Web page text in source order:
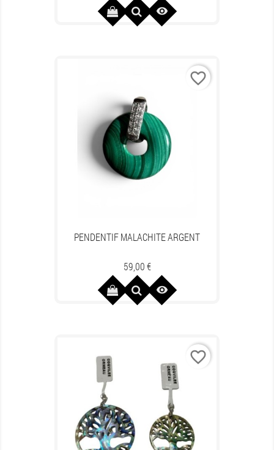

favorite_border
PENDENTIF MALACHITE ARGENT
Prix
59,00 €

favorite_border